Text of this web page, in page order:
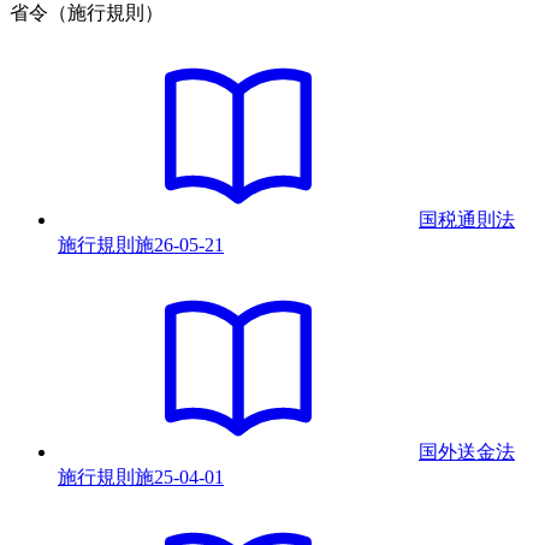
省令（施行規則）
国税通則法
施行規則 施26-05-21
国外送金法
施行規則 施25-04-01